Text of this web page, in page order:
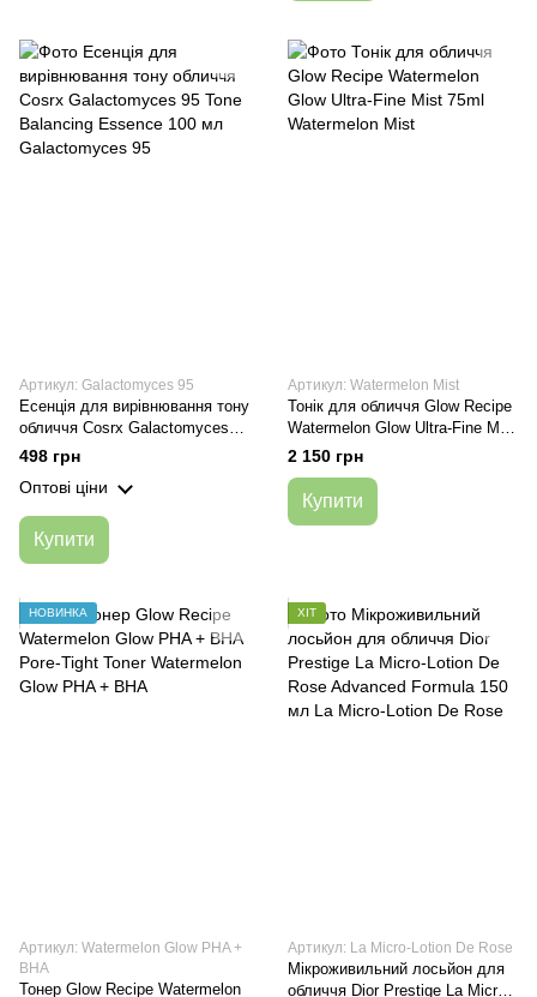
Артикул: Galactomyces 95
Есенція для вирівнювання тону
обличчя Cosrx Galactomyces
95 Tone Balancing Essence 100
498 грн
Оптові ціни
Купити
Артикул: Watermelon Mist
Тонік для обличчя Glow Recipe
Watermelon Glow Ultra-Fine Mist
75ml
2 150 грн
Купити
НОВИНКА
Артикул: Watermelon Glow PHA +
BHA
Тонер Glow Recipe Watermelon
ХІТ
Артикул: La Micro-Lotion De Rose
Мікроживильний лосьйон для
обличчя Dior Prestige La Micro-